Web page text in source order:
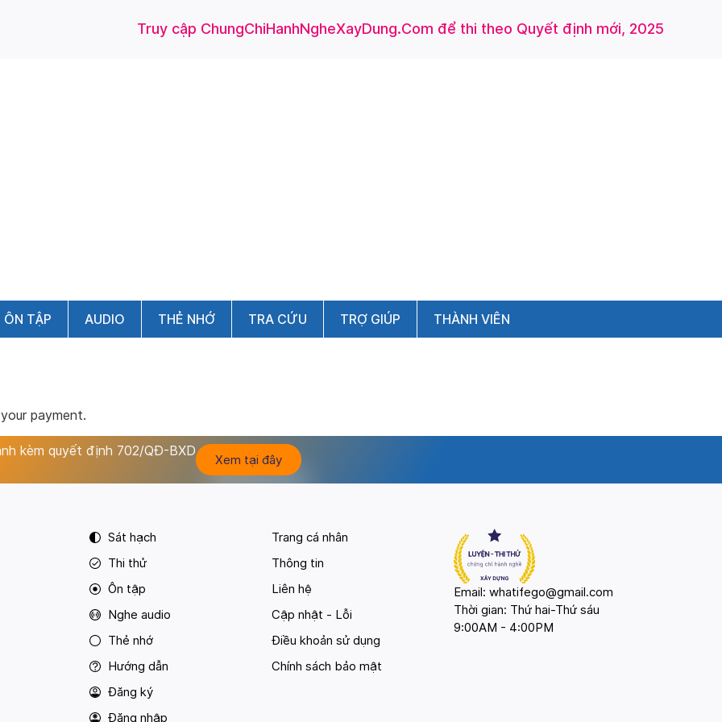
Truy cập ChungChiHanhNgheXayDung.Com để thi theo Quyết định mới, 2025
ÔN TẬP AUDIO THẺ NHỚ TRA CỨU TRỢ GIÚP THÀNH VIÊN
payment.
kèm quyết định 702/QĐ-BXD
Xem tại đây
Sát hạch
Thi thử
Ôn tập
Nghe audio
Thẻ nhớ
Hướng dẫn
Đăng ký
Đăng nhập
Trang cá nhân
Thông tin
Liên hệ
Cập nhật - Lỗi
Điều khoản sử dụng
Chính sách bảo mật
Email: whatifego@gmail.com
Thời gian: Thứ hai-Thứ sáu
9:00AM - 4:00PM